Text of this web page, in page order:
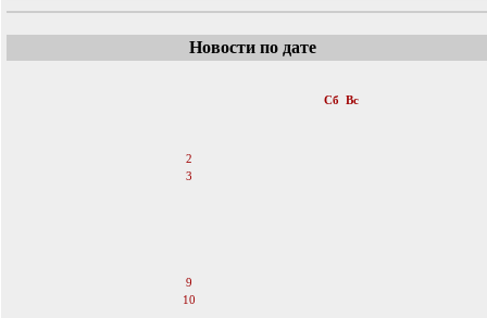
Новости по дате
Сб Вс
2
3
9
10